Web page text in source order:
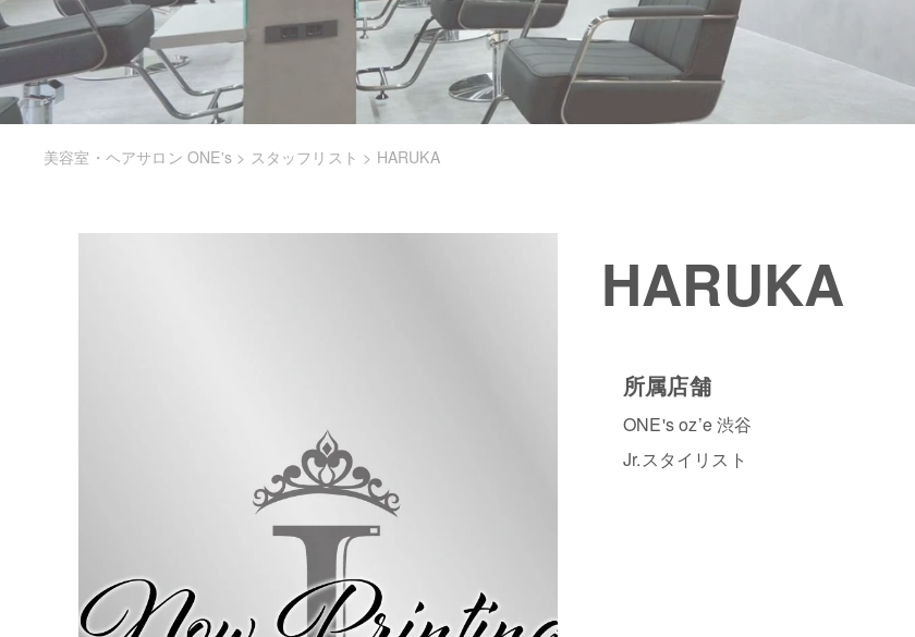
美容室・ヘアサロン ONE's > スタッフリスト > HARUKA
HARUKA
所属店舗
ONE's oz’e 渋谷
Jr.スタイリスト